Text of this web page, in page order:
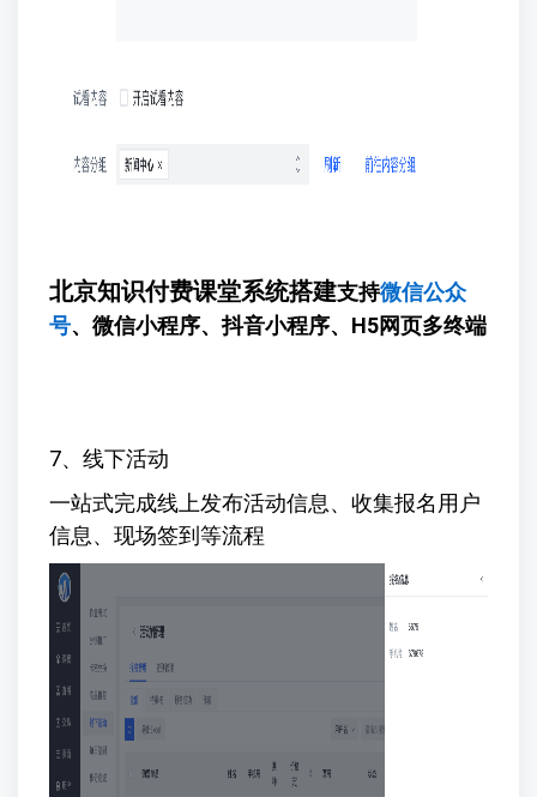
北京知识付费课堂系统搭建支持微信公众
号、微信小程序、抖音小程序、H5网页多终端
7、线下活动
一站式完成线上发布活动信息、收集报名用户
信息、现场签到等流程